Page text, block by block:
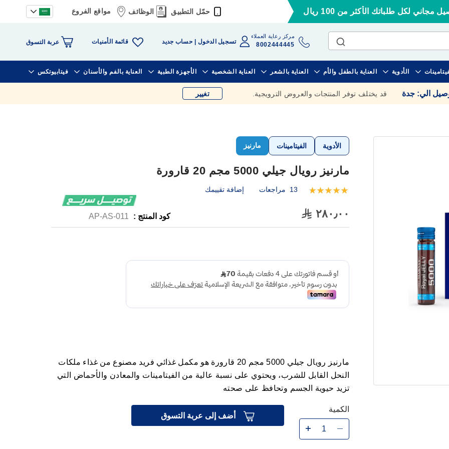
مجاني لكل طلباتك الأكثر من 100 ريال حمّل التطبيق الوظائف مواقع الفروع
مركز رعاية العملاء
8002444445 تسجيل الدخول حساب جديد قائمة الأمنيات عربة التسوق
الأدوية العناية بالطفل والأم العناية بالشعر العناية الشخصية الأجهزة الطبية العناية بالفم والأسنان فيتابيوتكس
الي: جدة قد يختلف توفر المنتجات والعروض الترويجية. تغيير
الأدوية الفيتامينات مارنيز
مارنيز رويال جيلي 5000 مجم 20 قارورة
تقييم:
13 مراجعات إضافة تقييمك
٢٨٠٫٠٠ كود المنتج : AP-AS-011
مارنيز رويال جيلي 5000 مجم 20 قارورة هو مكمل غذائي فريد مصنوع من غذاء ملكات
النحل القابل للشرب، ويحتوي على نسبة عالية من الفيتامينات والمعادن والأحماض التي
تزيد حيوية الجسم وتحافظ على صحته
الكمية
أضف إلى عربة التسوق